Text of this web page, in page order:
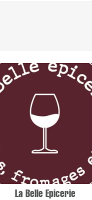
La Belle Epicerie